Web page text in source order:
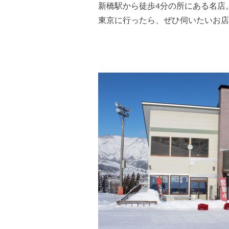
新橋駅から徒歩4分の所にある名店
東京に行ったら、ぜひ伺いたいお店